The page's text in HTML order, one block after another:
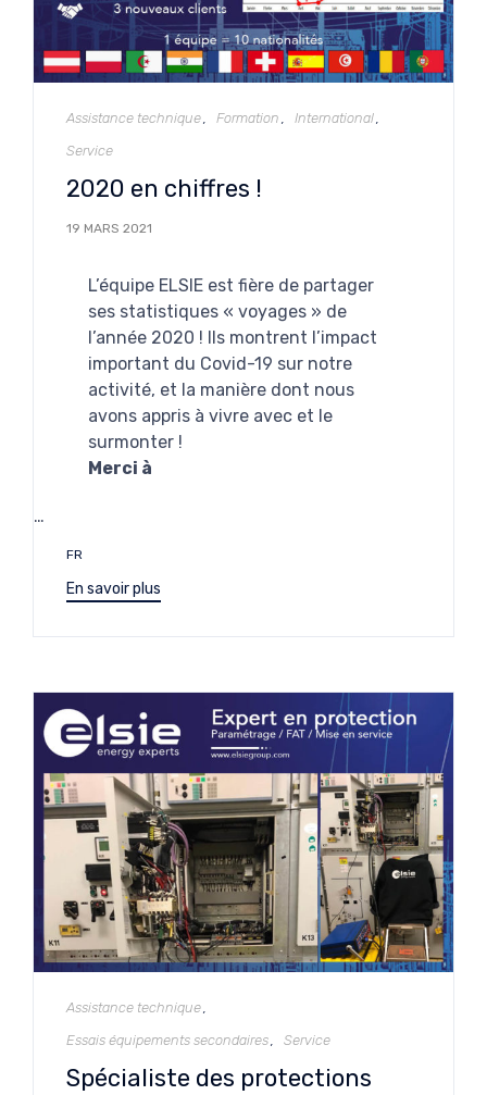
Catégorie
Assistance technique Formation
International
Service
2020 en chiffres !
19 MARS 2021
L’équipe ELSIE est fière de partager
ses statistiques « voyages » de
l’année 2020 ! Ils montrent l’impact
important du Covid-19 sur notre
activité, et la manière dont nous
avons appris à vivre avec et le
surmonter !
Merci à
…
Étiquettes
FR
En savoir plus
Catégorie
Assistance technique
Essais équipements secondaires
Service
Spécialiste des protections